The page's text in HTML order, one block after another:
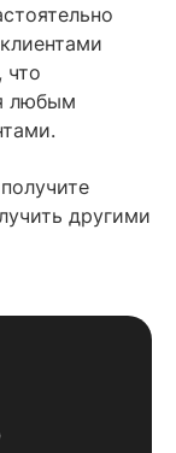
что
любым
другими